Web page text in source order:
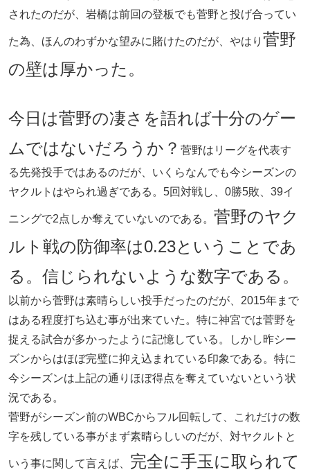
されたのだが、岩橋は前回の登板でも菅野と投げ合ってい
た為、ほんのわずかな望みに賭けたのだが、やはり 菅野
の壁は厚かった。
今日は菅野の凄さを語れば十分のゲー
ムではないだろうか？ 菅野はリーグを代表す
る先発投手ではあるのだが、いくらなんでも今シーズンの
ヤクルトはやられ過ぎである。5回対戦し、0勝5敗、39イ
ニングで2点しか奪えていないのである。 菅野のヤク
ルト戦の防御率は0.23ということであ
る。信じられないような数字である。
以前から菅野は素晴らしい投手だったのだが、2015年まで
はある程度打ち込む事が出来ていた。特に神宮では菅野を
捉える試合が多かったように記憶している。しかし昨シー
ズンからはほぼ完璧に抑え込まれている印象である。特に
今シーズンは上記の通りほぼ得点を奪えていないという状
況である。
菅野がシーズン前のWBCからフル回転して、これだけの数
字を残している事がまず素晴らしいのだが、対ヤクルトと
いう事に関して言えば、 完全に手玉に取られて